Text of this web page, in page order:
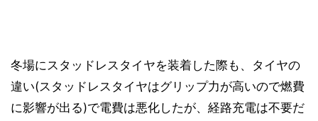
冬場にスタッドレスタイヤを装着した際も、タイヤの
違い(スタッドレスタイヤはグリップ力が高いので燃費
に影響が出る)で電費は悪化したが、経路充電は不要だ